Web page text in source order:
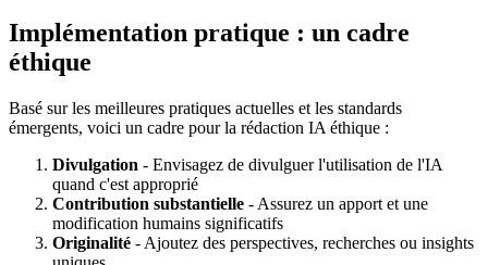
Implémentation pratique : un cadre
éthique
Basé sur les meilleures pratiques actuelles et les standards
émergents, voici un cadre pour la rédaction IA éthique :
Divulgation - Envisagez de divulguer l'utilisation de l'IA
quand c'est approprié
Contribution substantielle - Assurez un apport et une
modification humains significatifs
Originalité - Ajoutez des perspectives, recherches ou insights